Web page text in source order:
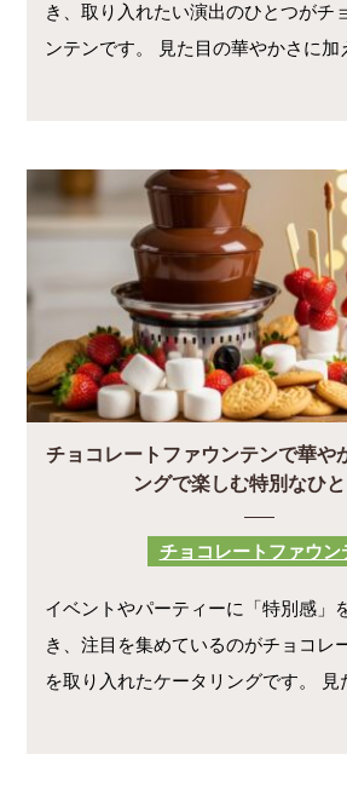
き、取り入れたい演出のひとつがチ
ンテンです。 見た目の華やかさに
チョコレートファウンテンで華や
ングで楽しむ特別なひ
チョコレートファウン
イベントやパーティーに「特別感」
き、注目を集めているのがチョコレ
を取り入れたケータリングです。